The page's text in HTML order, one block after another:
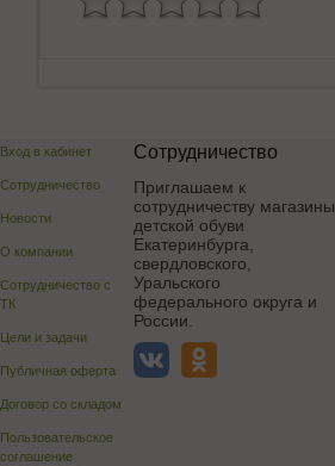
Вход в кабинет
Сотрудничество
Новости
О компании
Сотрудничество с
ТК
Цели и задачи
Публичная оферта
Договор со складом
Пользовательское
соглашение
Сотрудничество
Приглашаем к
сотрудничеству магазины
детской обуви
Екатеринбурга,
свердловского,
Уральского
федерального округа и
России.